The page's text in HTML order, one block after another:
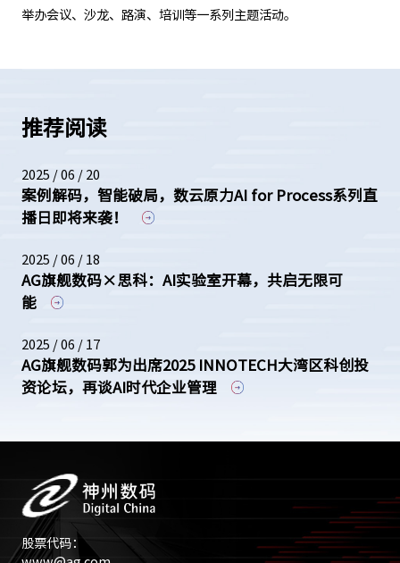
举办会议、沙龙、路演、培训等一系列主题活动。
推荐阅读
2025 / 06 / 20
案例解码，智能破局，数云原力AI for Process系列直
播日即将来袭！
2025 / 06 / 18
AG旗舰数码×思科：AI实验室开幕，共启无限可
能
2025 / 06 / 17
AG旗舰数码郭为出席2025 INNOTECH大湾区科创投
资论坛，再谈AI时代企业管理
股票代码：